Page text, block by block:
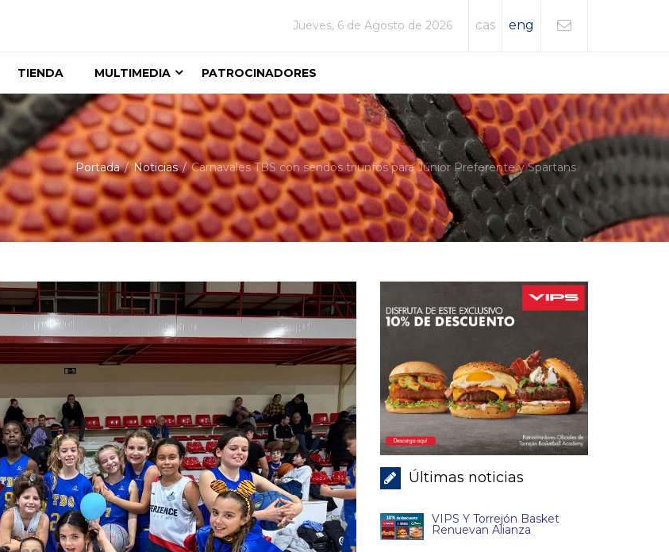
Jueves, 6 de Agosto de 2026 cas eng
TIENDA MULTIMEDIA PATROCINADORES
Portada Noticias Carnavales TBS con sendos triunfos para Júnior Preferente y Spartans
Últimas noticias
VIPS Y Torrejón Basket
Renuevan Alianza